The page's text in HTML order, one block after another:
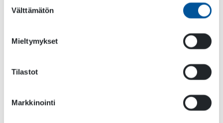
valinta
Välttämätön
Mieltymykset
Tilastot
Markkinointi
On totta, että kuukaudessa ei voi näin valtavaa
perehdytysjakson jälkeen.
– Olen oppinut valtavasti erilaisia tekniikan
valtavasti, ja tässä on auttanut Dynasetin oma